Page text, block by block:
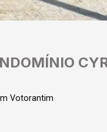
Votorantim